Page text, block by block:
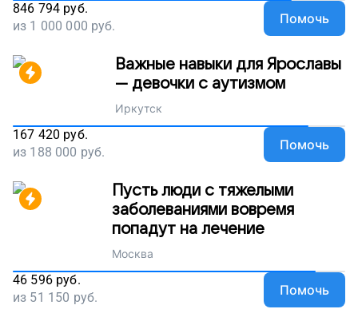
846 794 руб.
из 1 000 000 руб. Помочь
Важные навыки для Ярославы
— девочки с аутизмом
Иркутск
167 420 руб.
из 188 000 руб. Помочь
Пусть люди с тяжелыми
заболеваниями вовремя
попадут на лечение
Москва
46 596 руб.
из 51 150 руб. Помочь